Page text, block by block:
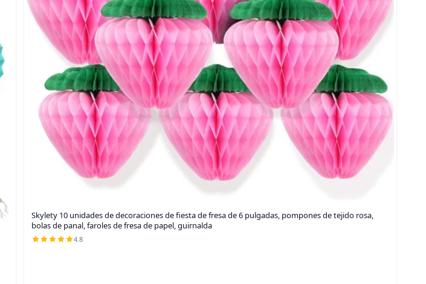
Skylety 10 unidades de decoraciones de fiesta de fresa de 6 pulgadas, pompones de tejido rosa,
bolas de panal, faroles de fresa de papel, guirnalda
4.8